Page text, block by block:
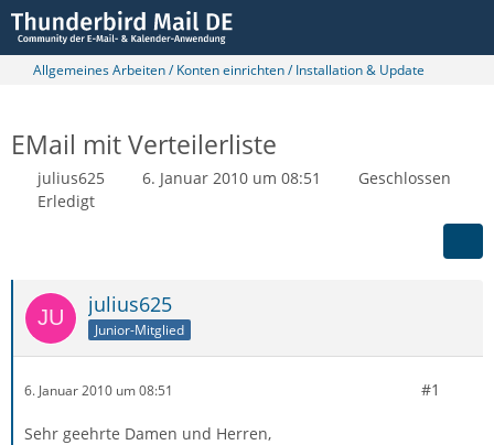
Allgemeines Arbeiten / Konten einrichten / Installation & Update
EMail mit Verteilerliste
julius625 6. Januar 2010 um 08:51
Geschlossen
Erledigt
julius625
Junior-Mitglied
6. Januar 2010 um 08:51 #1
Sehr geehrte Damen und Herren,